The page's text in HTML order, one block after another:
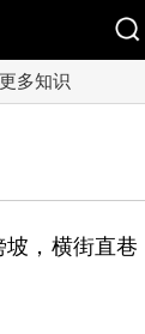
更多知识
，横街直